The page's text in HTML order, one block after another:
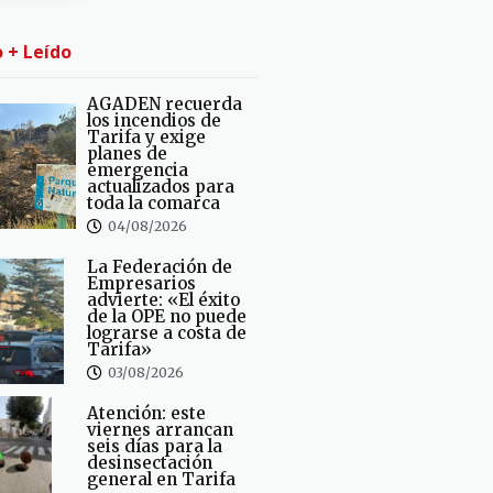
+ Leído
AGADEN recuerda
los incendios de
Tarifa y exige
planes de
emergencia
actualizados para
toda la comarca
04/08/2026
La Federación de
Empresarios
advierte: «El éxito
de la OPE no puede
lograrse a costa de
Tarifa»
03/08/2026
Atención: este
viernes arrancan
seis días para la
desinsectación
general en Tarifa